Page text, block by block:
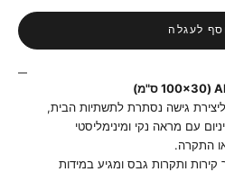
לעגלה
גישה נסתרת לתשתיות הבית,
עם מראה נקי ומינימליסטי
התקרה.
ותקרות גבס ומגיע במידות